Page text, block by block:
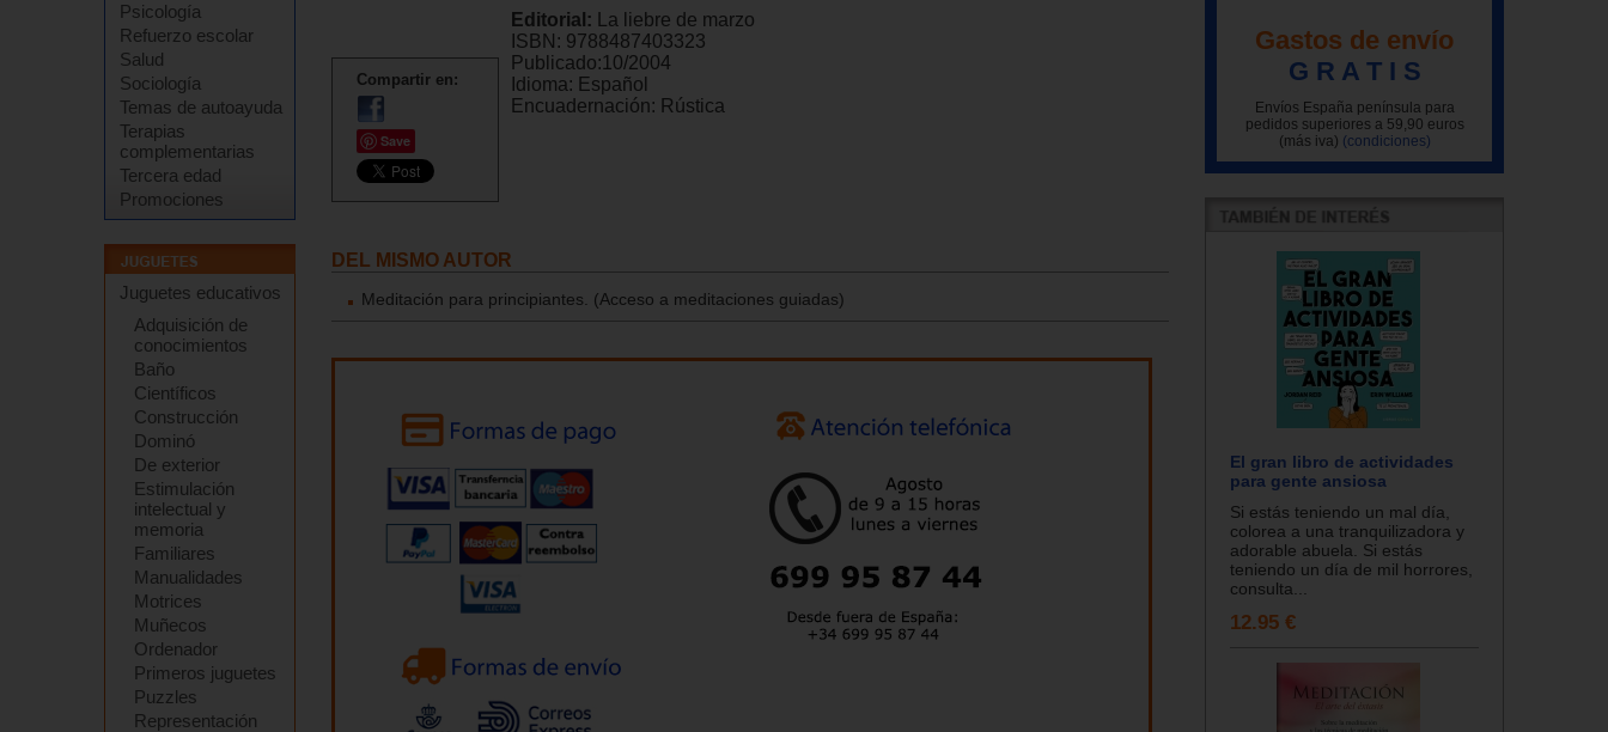
Psicología
Refuerzo escolar
Salud
Sociología
Temas de autoayuda
Terapias
complementarias
Tercera edad
Promociones
Juguetes educativos
Adquisición de
conocimientos
Baño
Científicos
Construcción
Dominó
De exterior
Estimulación
intelectual y
memoria
Familiares
Manualidades
Motrices
Muñecos
Ordenador
Primeros juguetes
Puzzles
Representación
Compartir en:
Save
Editorial: La liebre de marzo
ISBN: 9788487403323
Publicado:10/2004
Idioma: Español
Encuadernación: Rústica
DEL MISMO AUTOR
Meditación para principiantes. (Acceso a meditaciones guiadas)
Gastos de envío
G R A T I S
Envíos España península para
pedidos superiores a 59,90 euros
(más iva) (condiciones)
El gran libro de actividades
para gente ansiosa
Si estás teniendo un mal día,
colorea a una tranquilizadora y
adorable abuela. Si estás
teniendo un día de mil horrores,
consulta...
12.95 €